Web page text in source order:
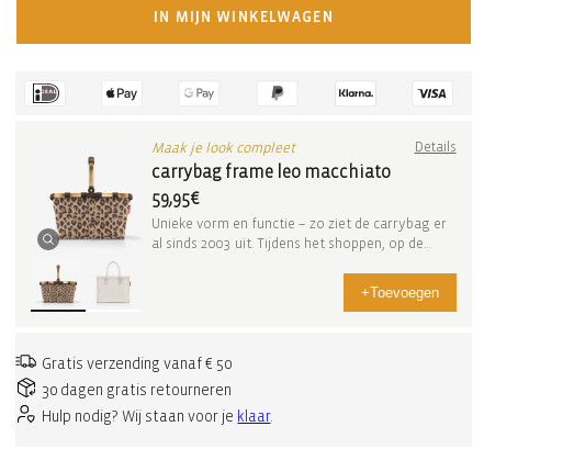
IN MIJN WINKELWAGEN
Maak je look compleet Details
carrybag frame leo macchiato
59,95€
Unieke vorm en functie – zo ziet de carrybag er
al sinds 2003 uit. Tijdens het shoppen, op de
+Toevoegen
Gratis verzending vanaf € 50
30 dagen gratis retourneren
Hulp nodig? Wij staan voor je klaar.